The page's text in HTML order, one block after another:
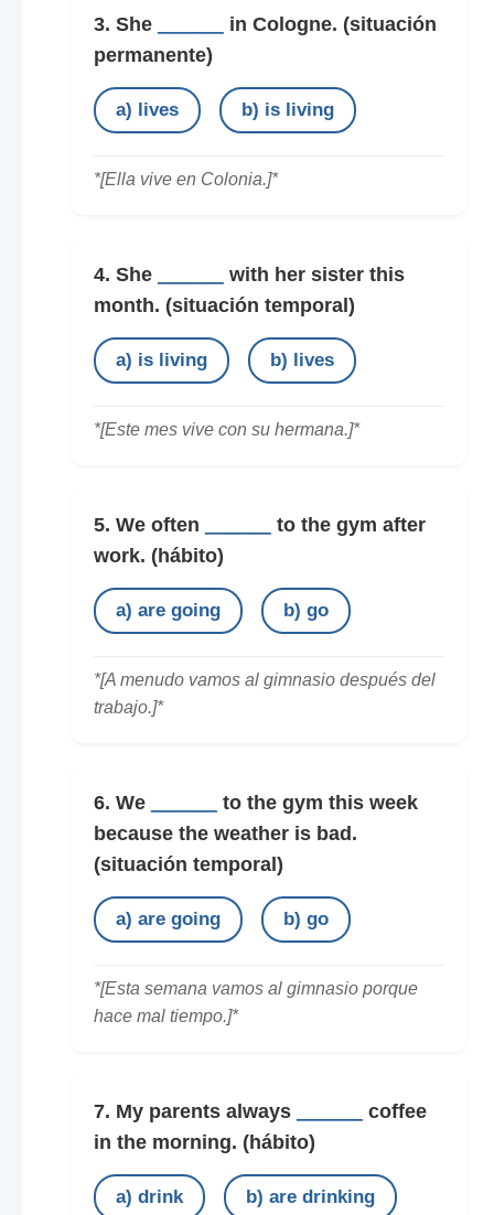
3. She in Cologne. (situación
permanente)
a) lives b) is living
*[Ella vive en Colonia.]*
4. She
with her sister this
month. (situación temporal)
a) is living b) lives
*[Este mes vive con su hermana.]*
5. We often
to the gym after
work. (hábito)
a) are going b) go
*[A menudo vamos al gimnasio después del
trabajo.]*
6. We
to the gym this week
because the weather is bad.
(situación temporal)
a) are going b) go
*[Esta semana vamos al gimnasio porque
hace mal tiempo.]*
7. My parents always
coffee
in the morning. (hábito)
a) drink b) are drinking